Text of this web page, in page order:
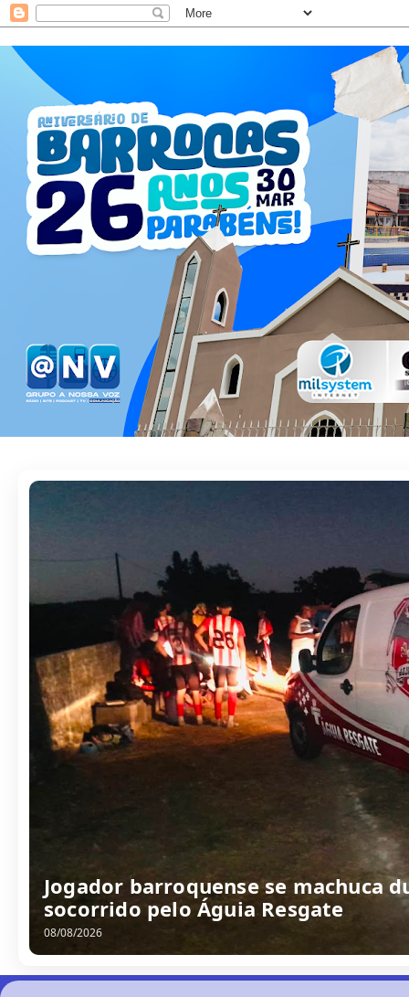
Jogador barroquense se machuca
socorrido pelo Águia Resgate
08/08/2026